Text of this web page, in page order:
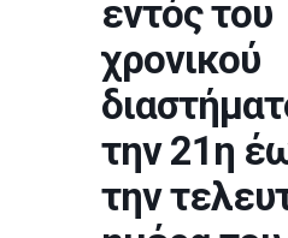
εντός του
χρονικού
την 21η
την